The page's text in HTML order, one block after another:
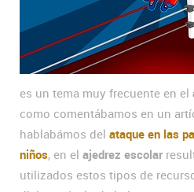
es un tema muy frecuente en el
como comentábamos en un
hablabámos del ataque en las
niños, en el ajedrez escolar
utilizados estos tipos de